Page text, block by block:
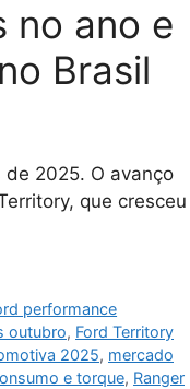
no ano e
Brasil
2025. O avanço
que cresceu
performance
outubro, Ford Territory
2025, mercado
e torque, Ranger